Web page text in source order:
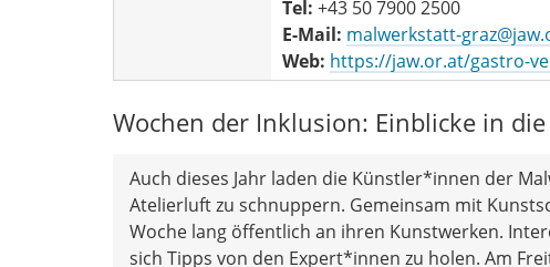
Tel: +43 50 7900 2500
E-Mail: malwerkstatt-
Web: https://jaw.or.at/gastro-
Wochen der Inklusion: Einblicke in
Auch dieses Jahr laden die Künstler*innen der
Atelierluft zu schnuppern. Gemeinsam mit
Woche lang öffentlich an ihren Kunstwerken.
sich Tipps von den Expert*innen zu holen. Am